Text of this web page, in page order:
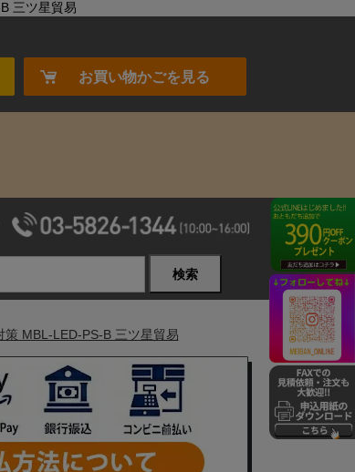
三ツ星貿易
お買い物かごを見る
検索
MBL-LED-PS-B 三ツ星貿易